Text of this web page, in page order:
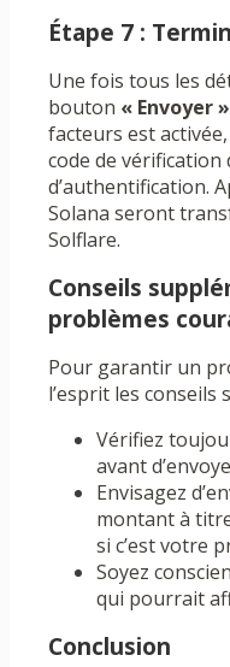
Étape 7 :
Une fois tous les
bouton « Envoyer »
facteurs est
code de
d’authentification.
Solana seront
Solflare.
Conseils
problèmes
Pour garantir un
l’esprit les conseils
Vérifiez
avant
Envisagez
montant à
si c’est votre
Soyez
qui pourrait
Conclusion